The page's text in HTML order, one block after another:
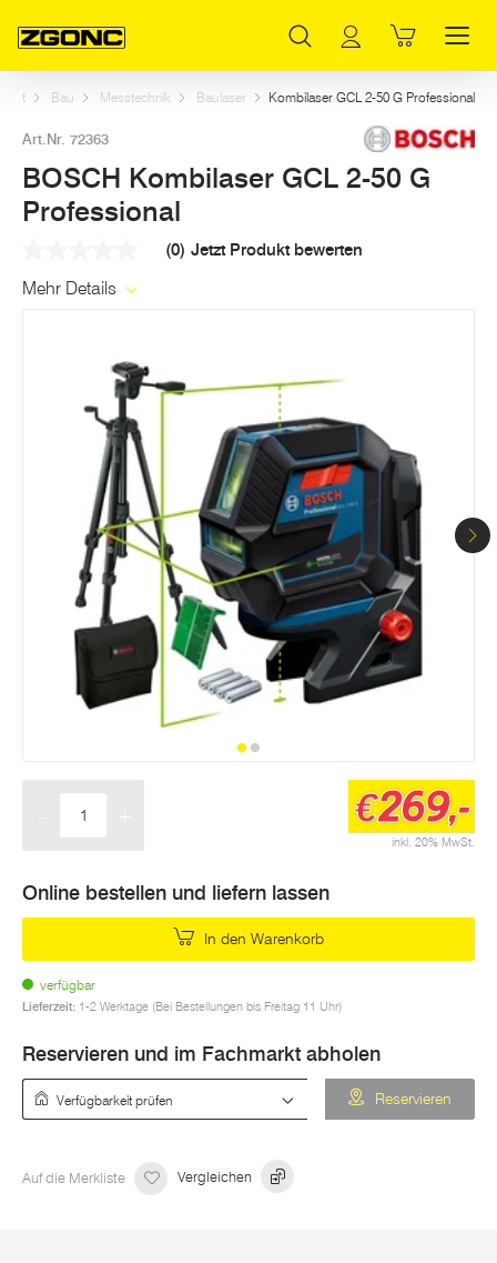
Start Bau Messtechnik Baulaser Kombilaser GCL 2-50 G Professional
Art.Nr. 72363
BOSCH Kombilaser GCL 2-50 G
Professional
Link
(0) Jetzt Produkt bewerten
Mehr Details
inkl. 20% MwSt.
€269,-
Online bestellen und liefern lassen
In den Warenkorb
verfügbar
Lieferzeit: 1-2 Werktage (Bei Bestellungen bis Freitag 11 Uhr)
Reservieren und im Fachmarkt abholen
Reservieren
Auf die Merkliste Vergleichen